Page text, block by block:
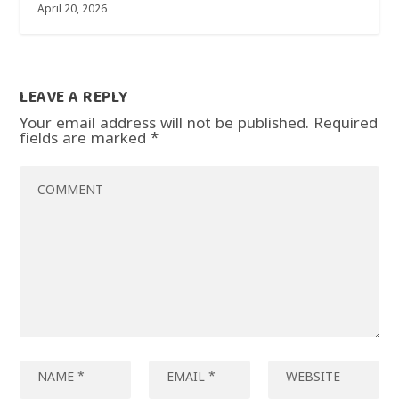
April 20, 2026
LEAVE A REPLY
Your email address will not be published. Required
fields are marked*